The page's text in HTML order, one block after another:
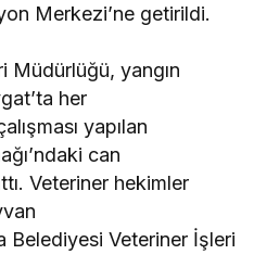
Merkezi’ne getirildi.
Müdürlüğü, yangın
her
yapılan
can
Veteriner hekimler
Belediyesi Veteriner İşleri